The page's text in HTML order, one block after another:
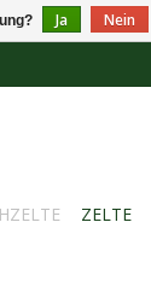
ZELTE
Ja Nein